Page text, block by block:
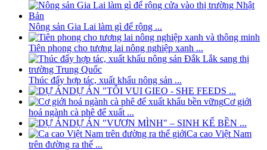
Nông sản Gia Lai làm gì để rộng ...
Tiên phong cho tương lai nông nghiệp xanh ...
Thúc đẩy hợp tác, xuất khẩu nông sản ...
DỰ ÁN "TÔI VUI GIEO - SHE FEEDS ...
Cơ giới
hoá ngành cà phê để xuất ...
DỰ ÁN "VƯƠN MÌNH" – SINH KẾ BỀN ...
Ca cao Việt Nam
trên đường ra thế ...